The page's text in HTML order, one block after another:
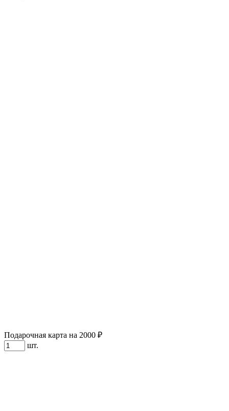
Подарочная карта на 2000 ₽
шт.